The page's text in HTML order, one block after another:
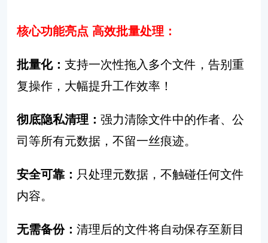
核心功能亮点 高效批量处理：
批量化： 支持一次性拖入多个文件，告别重
复操作，大幅提升工作效率！
彻底隐私清理： 强力清除文件中的作者、公
司等所有元数据，不留一丝痕迹。 ️
安全可靠： 只处理元数据，不触碰任何文件
内容。
无需备份： 清理后的文件将自动保存至新目